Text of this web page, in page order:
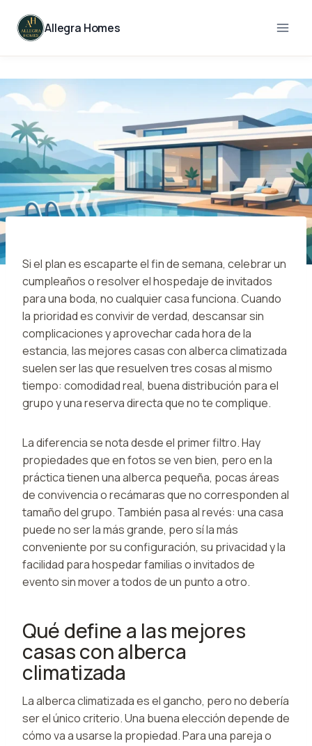
content
Allegra Homes
Si el plan es escaparte el fin de semana, celebrar un
cumpleaños o resolver el hospedaje de invitados
para una boda, no cualquier casa funciona. Cuando
la prioridad es convivir de verdad, descansar sin
complicaciones y aprovechar cada hora de la
estancia, las mejores casas con alberca climatizada
suelen ser las que resuelven tres cosas al mismo
tiempo: comodidad real, buena distribución para el
grupo y una reserva directa que no te complique.
La diferencia se nota desde el primer filtro. Hay
propiedades que en fotos se ven bien, pero en la
práctica tienen una alberca pequeña, pocas áreas
de convivencia o recámaras que no corresponden al
tamaño del grupo. También pasa al revés: una casa
puede no ser la más grande, pero sí la más
conveniente por su configuración, su privacidad y la
facilidad para hospedar familias o invitados de
evento sin mover a todos de un punto a otro.
Qué define a las mejores
casas con alberca
climatizada
La alberca climatizada es el gancho, pero no debería
ser el único criterio. Una buena elección depende de
cómo va a usarse la propiedad. Para una pareja o